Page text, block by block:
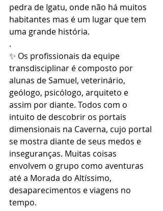
pedra de Igatu, onde não há muitos
habitantes mas é um lugar que tem
uma grande história.
.
✨ Os profissionais da equipe
transdisciplinar é composto por
alunas de Samuel, veterinário,
geólogo, psicólogo, arquiteto e
assim por diante. Todos com o
intuito de descobrir os portais
dimensionais na Caverna, cujo portal
se mostra diante de seus medos e
inseguranças. Muitas coisas
envolvem o grupo como aventuras
até a Morada do Altíssimo,
desaparecimentos e viagens no
tempo.